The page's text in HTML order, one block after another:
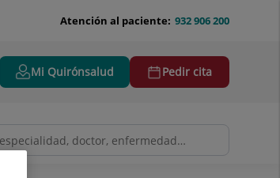
932 906 200
Atención al paciente:
Mi Quirónsalud Pedir cita